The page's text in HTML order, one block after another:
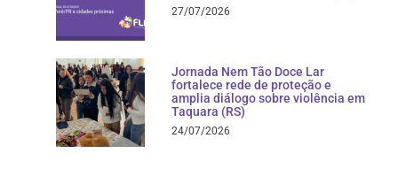
27/07/2026
Jornada Nem Tão Doce Lar
fortalece rede de proteção e
amplia diálogo sobre violência em
Taquara (RS)
24/07/2026